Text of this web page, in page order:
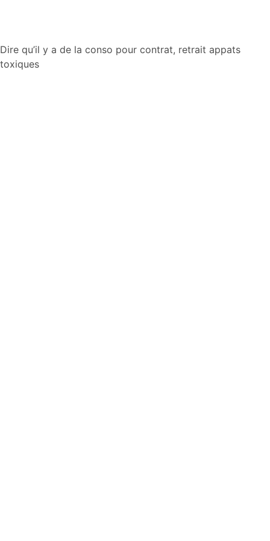
Aller
au
Dire qu’il y a de la conso pour contrat, retrait appats
toxiques